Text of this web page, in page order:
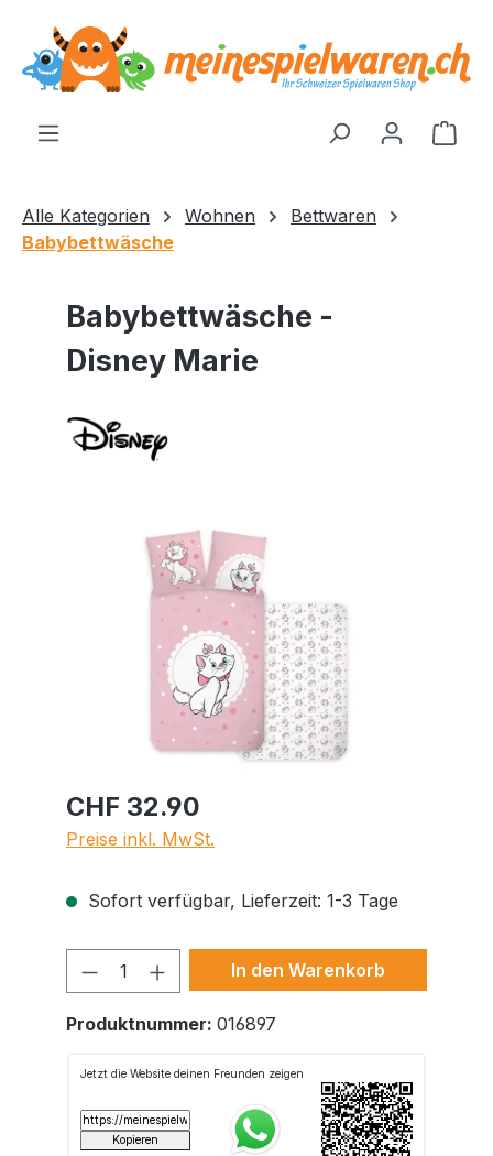
springen
Alle Kategorien Wohnen
Bettwaren
Babybettwäsche
Babybettwäsche -
Disney Marie
Bildergalerie überspringen
CHF 32.90
Preise inkl. MwSt.
Sofort verfügbar, Lieferzeit: 1-3 Tage
Produkt Anzahl: Gib den
In den Warenkorb
Produktnummer: 016897